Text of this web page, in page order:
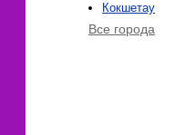
Кокшетау
Все города